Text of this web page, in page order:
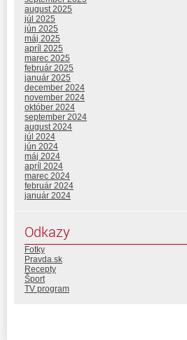
august 2025
júl 2025
jún 2025
máj 2025
apríl 2025
marec 2025
február 2025
január 2025
december 2024
november 2024
október 2024
september 2024
august 2024
júl 2024
jún 2024
máj 2024
apríl 2024
marec 2024
február 2024
január 2024
Odkazy
Fotky
Pravda.sk
Recepty
Šport
TV program